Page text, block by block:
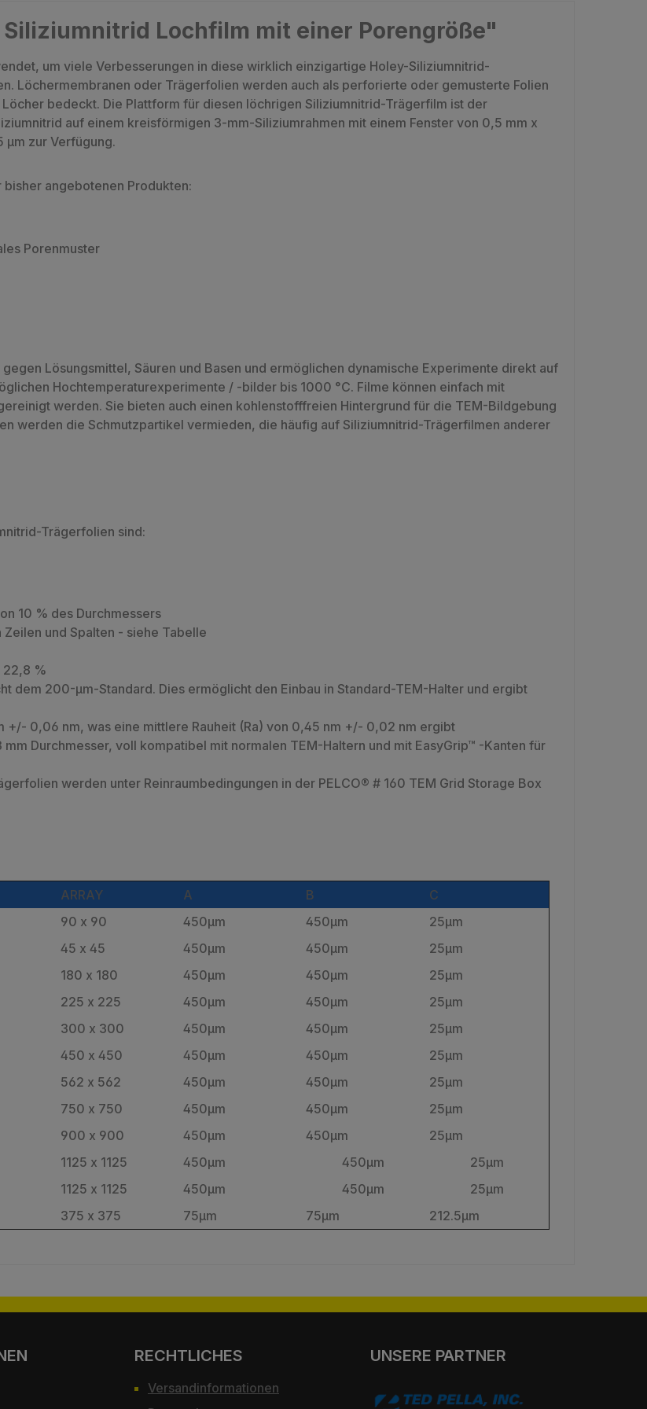
Lochfilm mit einer Porengröße"
um viele Verbesserungen in diese wirklich einzigartige Holey-Siliziumnitrid-
Löchermembranen oder Trägerfolien werden auch als perforierte oder gemusterte Folien
bedeckt. Die Plattform für diesen löchrigen Siliziumnitrid-Trägerfilm ist der
auf einem kreisförmigen 3-mm-Siliziumrahmen mit einem Fenster von 0,5 mm x
µm zur Verfügung.
angebotenen Produkten:
Porenmuster
Lösungsmittel, Säuren und Basen und ermöglichen dynamische Experimente direkt auf
Hochtemperaturexperimente / -bilder bis 1000 °C. Filme können einfach mit
werden. Sie bieten auch einen kohlenstofffreien Hintergrund für die TEM-Bildgebung
werden die Schmutzpartikel vermieden, die häufig auf Siliziumnitrid-Trägerfilmen anderer
Trägerfolien sind:
10 % des Durchmessers
und Spalten - siehe Tabelle
22,8 %
dem 200-µm-Standard. Dies ermöglicht den Einbau in Standard-TEM-Halter und ergibt
+/- 0,06 nm, was eine mittlere Rauheit (Ra) von 0,45 nm +/- 0,02 nm ergibt
Durchmesser, voll kompatibel mit normalen TEM-Haltern und mit EasyGrip™ -Kanten für
werden unter Reinraumbedingungen in der PELCO® # 160 TEM Grid Storage Box
ARRAY A B
C
90 x 90 450µm 450µm
25µm
45 x 45 450µm 450µm
25µm
180 x 180 450µm 450µm
25µm
225 x 225 450µm 450µm
25µm
300 x 300 450µm 450µm
25µm
450 x 450 450µm 450µm
25µm
562 x 562 450µm 450µm
25µm
750 x 750 450µm 450µm
25µm
900 x 900 450µm 450µm
25µm
1125 x 1125 450µm 450µm
25µm
1125 x 1125 450µm 450µm
25µm
375 x 375 75µm 75µm 212.5µm
RECHTLICHES
Versandinformationen
UNSERE PARTNER